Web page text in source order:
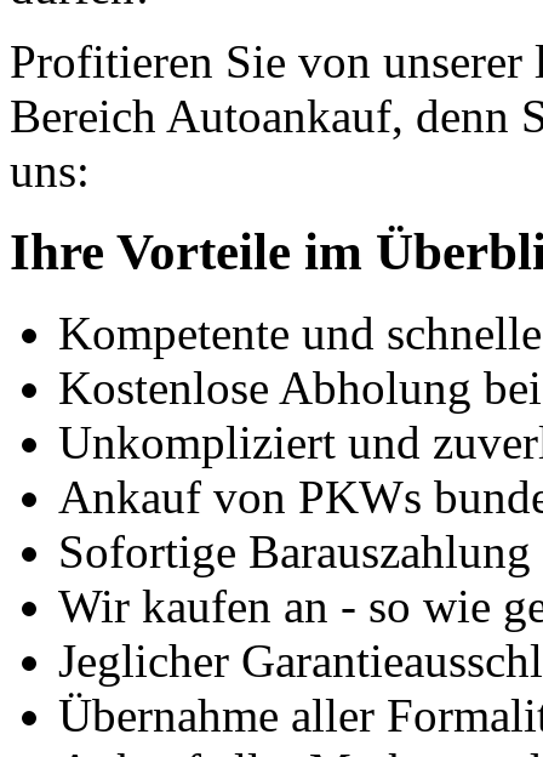
Profitieren Sie von
Bereich Autoankauf, denn
uns:
Ihre Vorteile im
Kompetente und
Kostenlose Abholung
Unkompliziert und
Ankauf von PKWs
Sofortige
Wir kaufen an - so wie
Jeglicher
Übernahme aller